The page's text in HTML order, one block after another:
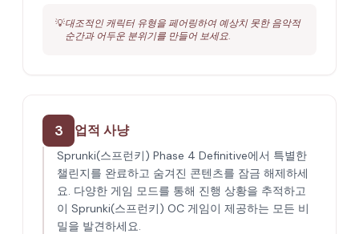
💡대조적인 캐릭터 유형을 페어링하여 예상치 못한 음악적
순간과 어두운 분위기를 만들어 보세요.
3 업적 사냥
Sprunki(스프런키) Phase 4 Definitive에서 특별한
챌린지를 완료하고 숨겨진 콘텐츠를 잠금 해제하세
요. 다양한 게임 모드를 통해 진행 상황을 추적하고
이 Sprunki(스프런키) OC 게임이 제공하는 모든 비
밀을 발견하세요.